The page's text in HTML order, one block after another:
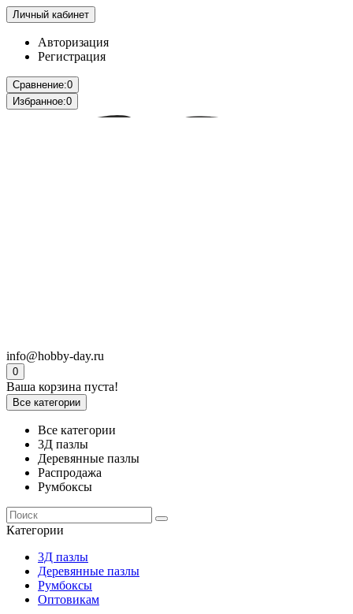
Личный кабинет
Авторизация
Регистрация
Сравнение:0
Избранное:0
info@hobby-day.ru
0
Ваша корзина пуста!
Все категории
Все категории
3Д пазлы
Деревянные пазлы
Распродажа
Румбоксы
Категории
3Д пазлы
Деревянные пазлы
Румбоксы
Оптовикам